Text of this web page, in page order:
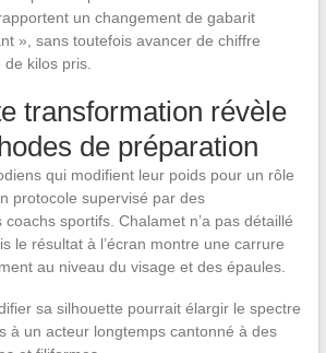
un changement de gabarit
», sans toutefois avancer de chiffre
kilos pris.
transformation révèle
de préparation
qui modifient leur poids pour un rôle
protocole supervisé par des
sportifs. Chalamet n’a pas détaillé
le résultat à l’écran montre une carrure
au niveau du visage et des épaules.
sa silhouette pourrait élargir le spectre
à un acteur longtemps cantonné à des